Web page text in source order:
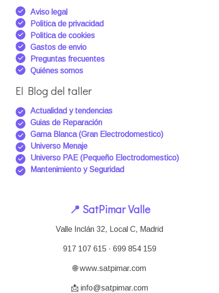
Aviso legal
Politica de privacidad
Politica de cookies
Gastos de envio
Preguntas frecuentes
Quiénes somos
El Blog del taller
Actualidad y tendencias
Guias de Reparación
Gama Blanca (Gran Electrodomestico)
Universo Menaje
Universo PAE (Pequeño Electrodomestico)
Mantenimiento y Seguridad
📍 SatPimar Valle
Valle Inclán 32, Local C, Madrid
917 107 615 · 699 854 159
🌐 www.satpimar.com
📩 info@satpimar.com